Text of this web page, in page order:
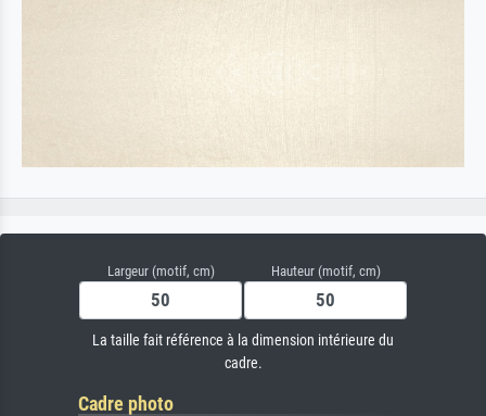
Largeur (motif, cm) Hauteur (motif, cm)
La taille fait référence à la dimension intérieure du
cadre.
Cadre photo